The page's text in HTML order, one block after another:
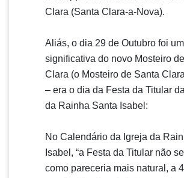
Clara (Santa Clara-a-Nova).
Aliás, o dia 29 de Outubro foi
significativa do novo Mosteiro
Clara (o Mosteiro de Santa
– era o dia da Festa da Titular
da Rainha Santa Isabel:
No Calendário da Igreja da
Isabel, “a Festa da Titular não
como pareceria mais natural, a